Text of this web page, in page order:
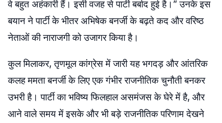
वे बहुत अहंकारी हैं। इसी वजह से पार्टी बर्बाद हुई है।” उनके इस
बयान ने पार्टी के भीतर अभिषेक बनर्जी के बढ़ते कद और वरिष्ठ
नेताओं की नाराजगी को उजागर किया है।
कुल मिलाकर, तृणमूल कांग्रेस में जारी यह भगदड़ और आंतरिक
कलह ममता बनर्जी के लिए एक गंभीर राजनीतिक चुनौती बनकर
उभरी है। पार्टी का भविष्य फिलहाल असमंजस के घेरे में है, और
आने वाले समय में इसके और भी बड़े राजनीतिक परिणाम देखने